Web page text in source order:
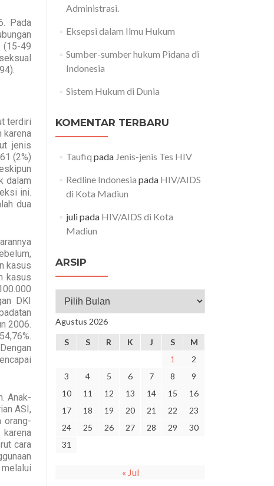
Pada
(15-49
terdiri
karena
jenis
(2%)
dalam
ini.
dua
kasus
kasus
DKI
2006.
Anak-
ASI,
orang-
cara
Administrasi.
Eksepsi dalam Ilmu Hukum
Sumber-sumber hukum Pidana di
Indonesia
Sistem Hukum di Dunia
KOMENTAR TERBARU
Taufiq pada Jenis-jenis Tes HIV
Redline Indonesia pada HIV/AIDS
di Kota Madiun
julipada HIV/AIDS di Kota
Madiun
ARSIP
Agustus 2026
S S R K J S
M
1
2
3
4 5 6 7 8
9
10
11 12 13 14 15
16
17
18 19 20 21 22
23
24
25 26 27 28 29
30
31
« Jul